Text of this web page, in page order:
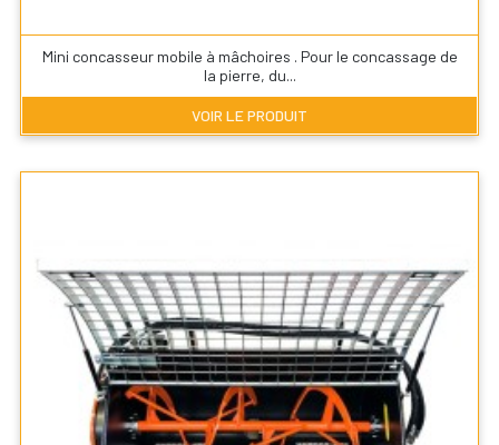
Mini concasseur mobile à mâchoires . Pour le concassage de
la pierre, du...
VOIR LE PRODUIT